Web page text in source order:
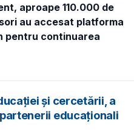
aproape 110.000 de
au accesat platforma
pentru continuarea
și cercetării, a
educaționali